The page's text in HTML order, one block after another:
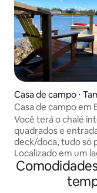
Casa de campo ⋅
Casa de campo em
Você terá o chalé
quadrados e
deck/doca, tudo só
Localizado em um
de 37 acres.
estacionamento
banheira, sofá-